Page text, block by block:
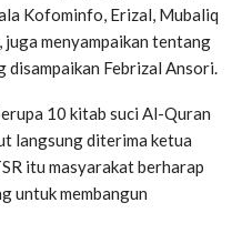
Kofominfo, Erizal, Mubaliq
juga menyampaikan tentang
disampaikan Febrizal Ansori.
10 kitab suci Al-Quran
langsung diterima ketua
itu masyarakat berharap
untuk membangun